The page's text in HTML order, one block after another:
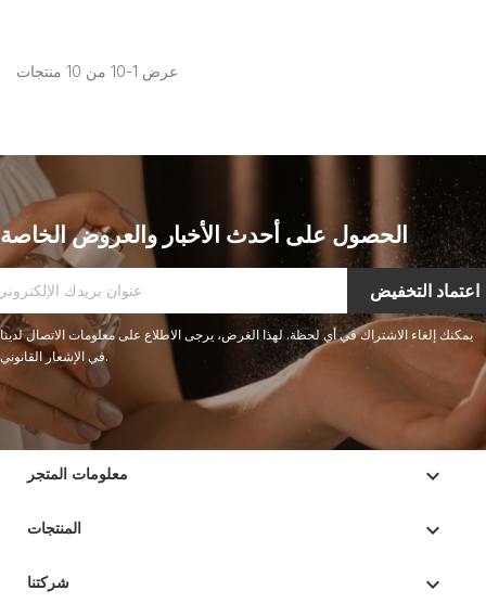
عرض 1-10 من 10 منتجات
الحصول على أحدث الأخبار والعروض الخاصة
يمكنك إلغاء الاشتراك في أي لحظة. لهذا الغرض، يرجى الاطلاع على معلومات الاتصال لدينا
في الإشعار القانوني.
معلومات المتجر keyboard_arrow_down
المنتجات 
شركتنا 